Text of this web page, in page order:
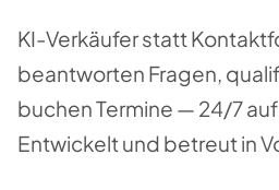
KI-Verkäufer statt
beantworten Fragen,
buchen Termine — 24/7
Entwickelt und betreut in